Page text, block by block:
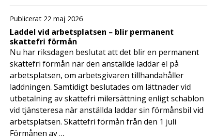
Publicerat 22 maj 2026
Laddel vid arbetsplatsen – blir permanent
skattefri förmån
Nu har riksdagen beslutat att det blir en permanent
skattefri förmån när den anställde laddar el på
arbetsplatsen, om arbetsgivaren tillhandahåller
laddningen. Samtidigt beslutades om lättnader vid
utbetalning av skattefri milersättning enligt schablon
vid tjänsteresa när anställda laddar sin förmånsbil vid
arbetsplatsen. Skattefri förmån från den 1 juli
Förmånen av …